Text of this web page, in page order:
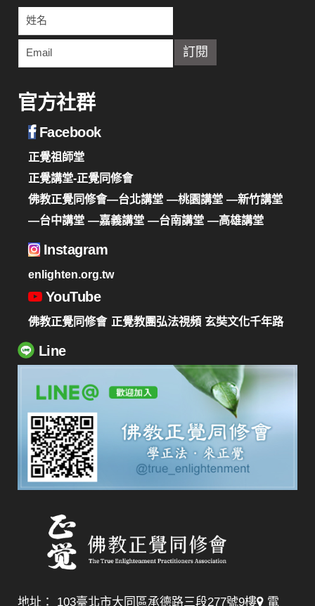
官方社群
Facebook
正覺祖師堂
正覺講堂-正覺同修會
佛教正覺同修會—台北講堂 —桃園講堂 —新竹講堂
—台中講堂 —嘉義講堂 —台南講堂 —高雄講堂
Instagram
enlighten.org.tw
YouTube
佛教正覺同修會 正覺教團弘法視頻 玄奘文化千年路
Line
地址： 103臺北市大同區承德路三段277號9樓 電